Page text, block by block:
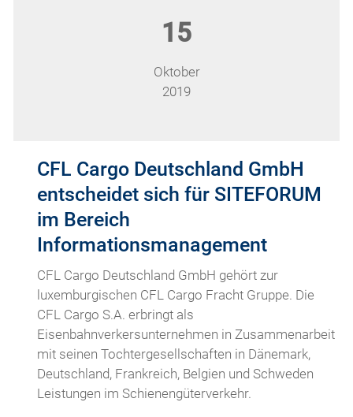
15
Oktober
2019
CFL Cargo Deutschland GmbH
entscheidet sich für SITEFORUM
im Bereich
Informationsmanagement
CFL Cargo Deutschland GmbH gehört zur
luxemburgischen CFL Cargo Fracht Gruppe. Die
CFL Cargo S.A. erbringt als
Eisenbahnverkersunternehmen in Zusammenarbeit
mit seinen Tochtergesellschaften in Dänemark,
Deutschland, Frankreich, Belgien und Schweden
Leistungen im Schienengüterverkehr.